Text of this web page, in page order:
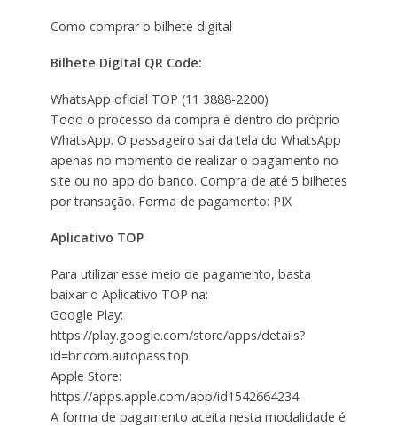
Como comprar o bilhete digital
Bilhete Digital QR Code:
WhatsApp oficial TOP (11 3888-2200)
Todo o processo da compra é dentro do próprio
WhatsApp. O passageiro sai da tela do WhatsApp
apenas no momento de realizar o pagamento no
site ou no app do banco. Compra de até 5 bilhetes
por transação. Forma de pagamento: PIX
Aplicativo TOP
Para utilizar esse meio de pagamento, basta
baixar o Aplicativo TOP na:
Google Play:
https://play.google.com/store/apps/details?
id=br.com.autopass.top
Apple Store:
https://apps.apple.com/app/id1542664234
A forma de pagamento aceita nesta modalidade é